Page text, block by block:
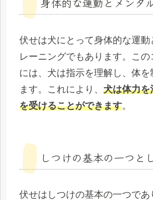
伏せは犬にとって身体的な運動
レーニングでもあります。こ
には、犬は指示を理解し、体を
ます。これにより、 犬は体力を
を受けることができます。
しつけの基本の一つと
伏せはしつけの基本の一つで